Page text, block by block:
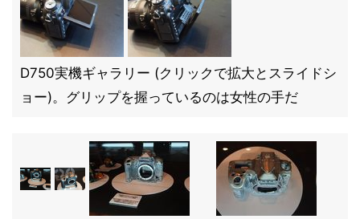
D750実機ギャラリー (クリックで拡大とスライドシ
ョー)。グリップを握っているのは女性の手だ